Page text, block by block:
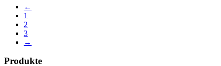
←
1
2
3
→
Produkte